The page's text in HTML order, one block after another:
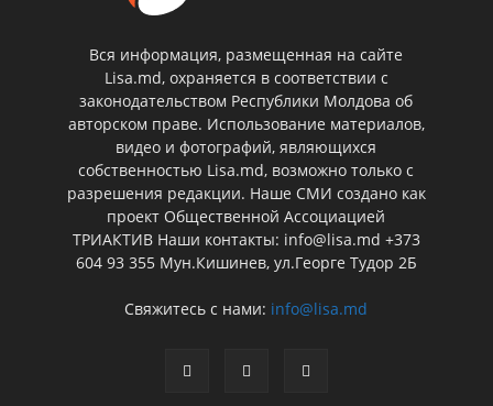
Вся информация, размещенная на сайте
Lisa.md, охраняется в соответствии с
законодательством Республики Молдова об
авторском праве. Использование материалов,
видео и фотографий, являющихся
собственностью Lisa.md, возможно только с
разрешения редакции. Наше СМИ создано как
проект Общественной Ассоциацией
ТРИАКТИВ Наши контакты: info@lisa.md +373
604 93 355 Мун.Кишинев, ул.Георге Тудор 2Б
Свяжитесь с нами: info@lisa.md